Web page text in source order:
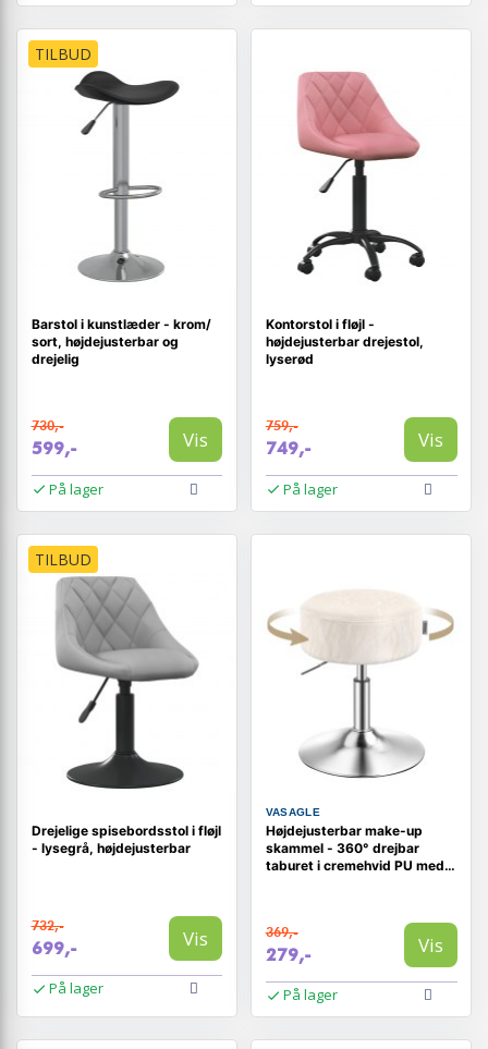
TILBUD
Barstol i kunstlæder - krom/
sort, højdejusterbar og
drejelig
730,-
599,- Vis
På lager
Kontorstol i fløjl -
højdejusterbar drejestol,
lyserød
759,-
749,- Vis
På lager
TILBUD
Drejelige spisebordsstol i fløjl
- lysegrå, højdejusterbar
732,-
699,- Vis
På lager
VASAGLE
Højdejusterbar make-up
skammel - 360° drejbar
taburet i cremehvid PU med
369,-
279,- Vis
På lager